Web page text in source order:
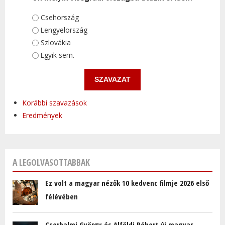
Választások
Csehország
Lengyelország
Szlovákia
Egyik sem.
Korábbi szavazások
Eredmények
A LEGOLVASOTTABBAK
Ez volt a magyar nézők 10 kedvenc filmje 2026 első
félévében